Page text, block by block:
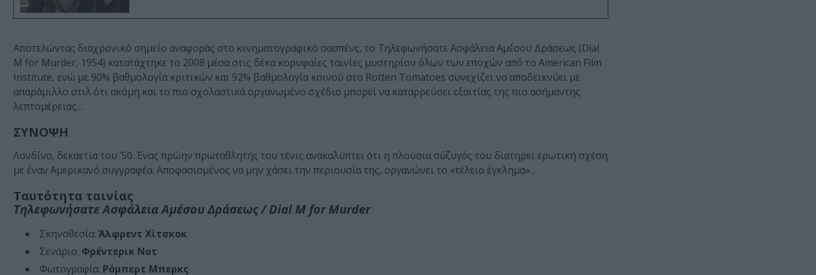
Αποτελώντας διαχρονικό σημείο αναφοράς στο κινηματογραφικό σασπένς, το Τηλεφωνήσατε Ασφάλεια Αμέσου Δράσεως (Dial
M for Murder, 1954) κατατάχτηκε το 2008 μέσα στις δέκα κορυφαίες ταινίες μυστηρίου όλων των εποχών από το American Film
Institute, ενώ με 90% βαθμολογία κριτικών και 92% βαθμολογία κοινού στο Rotten Tomatoes συνεχίζει να αποδεικνύει με
απαράμιλλο στιλ ότι ακόμη και το πιο σχολαστικά οργανωμένο σχέδιο μπορεί να καταρρεύσει εξαιτίας της πιο ασήμαντης
λεπτομέρειας…
ΣΥΝΟΨΗ
Λονδίνο, δεκαετία του ’50. Ένας πρώην πρωταθλητής του τένις ανακαλύπτει ότι η πλούσια σύζυγός του διατηρεί ερωτική σχέση
με έναν Αμερικανό συγγραφέα. Αποφασισμένος να μην χάσει την περιουσία της, οργανώνει το «τέλειο έγκλημα»…
Ταυτότητα ταινίας
Τηλεφωνήσατε Ασφάλεια Αμέσου Δράσεως / Dial M for Murder
Σκηνοθεσία: Άλφρεντ Χίτσκοκ
Σενάριο: Φρέντερικ Νοτ
Φωτογραφία: Ρόμπερτ Μπερκς